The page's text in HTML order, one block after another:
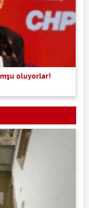
oluyorlar!